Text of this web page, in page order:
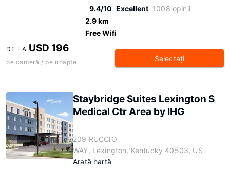
9.4/10 Excellent 1008 opinii
2.9 km
Free Wifi
DE LA USD 196
pe cameră / pe noapte Selectaţi
Staybridge Suites Lexington S
Medical Ctr Area by IHG
209 RUCCIO
WAY, Lexington, Kentucky 40503, US
Arată hartă